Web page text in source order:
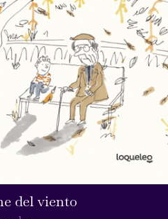
del viento